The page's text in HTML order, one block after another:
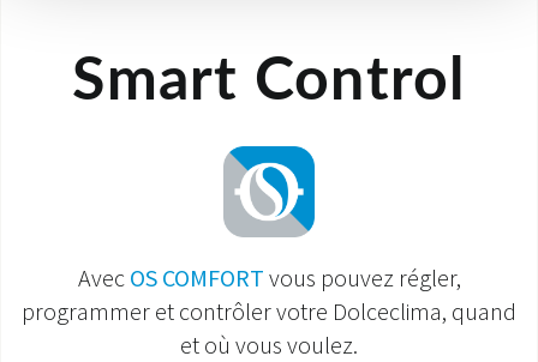
Smart Control
Avec OS COMFORT vous pouvez régler,
programmer et contrôler votre Dolceclima, quand
et où vous voulez.